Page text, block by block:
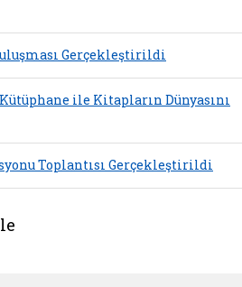
Gerçekleştirildi
ile Kitapların Dünyasını
Toplantısı Gerçekleştirildi